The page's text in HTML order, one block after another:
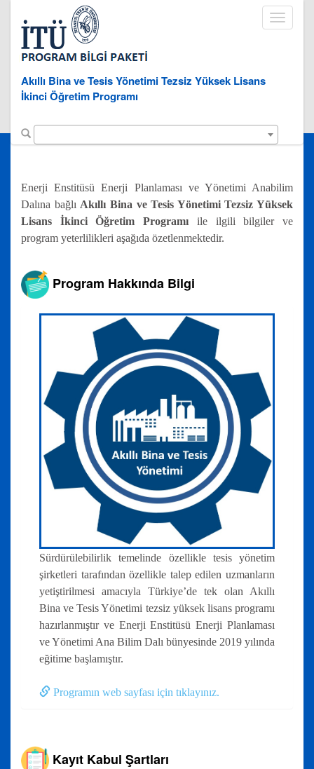
Toggle
Akıllı Bina ve Tesis Yönetimi Tezsiz Yüksek Lisans
İkinci Öğretim Programı
Enerji Enstitüsü Enerji Planlaması ve Yönetimi Anabilim
Dalına bağlı Akıllı Bina ve Tesis Yönetimi Tezsiz Yüksek
Lisans İkinci Öğretim Programı ile ilgili bilgiler ve
program yeterlilikleri aşağıda özetlenmektedir.
Program Hakkında Bilgi
Sürdürülebilirlik temelinde özellikle tesis yönetim
şirketleri tarafından özellikle talep edilen uzmanların
yetiştirilmesi amacıyla Türkiye’de tek olan Akıllı
Bina ve Tesis Yönetimi tezsiz yüksek lisans programı
hazırlanmıştır ve Enerji Enstitüsü Enerji Planlaması
ve Yönetimi Ana Bilim Dalı bünyesinde 2019 yılında
eğitime başlamıştır.
Programın web sayfası için tıklayınız.
Kayıt Kabul Şartları